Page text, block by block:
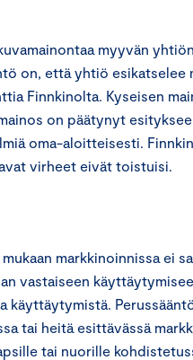
myyvän yhtiön
on, että yhtiö esikatselee
Finnkinolta. Kyseisen
on päätynyt
oma-aloitteisesti.
virheet eivät toistuisi.
markkinoinnissa ei
vastaiseen
käyttäytymistä.
tai heitä esittävässä
tai nuorille